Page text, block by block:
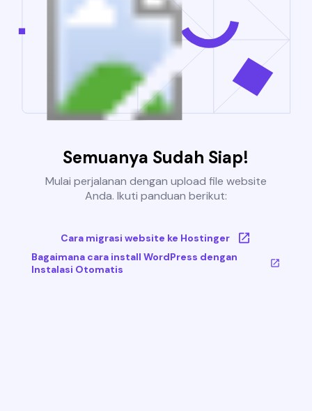
Semuanya Sudah Siap!
Mulai perjalanan dengan upload file website
Anda. Ikuti panduan berikut:
Cara migrasi website ke Hostinger
Bagaimana cara install WordPress dengan
Instalasi Otomatis